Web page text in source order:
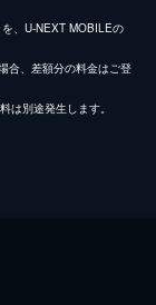
、U-NEXT MOBILEの
合、差額分の料金はご登
は別途発生します。